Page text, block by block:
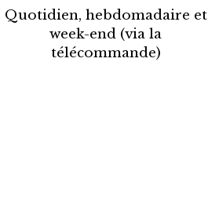
Quotidien, hebdomadaire et
week-end (via la
télécommande)